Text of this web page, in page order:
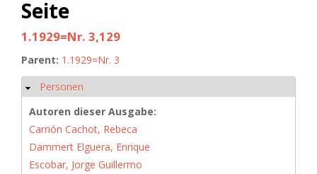
Seite
1.1929=Nr. 3,129
Parent: 1.1929=Nr. 3
Ausblenden
Personen
Autoren dieser Ausgabe:
Carrión Cachot, Rebeca
Dammert Elguera, Enrique
Escobar, Jorge Guillermo